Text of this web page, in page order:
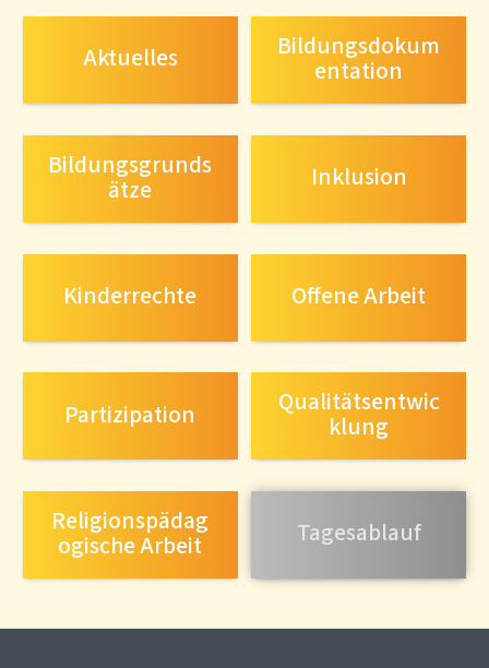
Aktuelles Bildungsdokum
entation
Bildungsgrunds
ätze Inklusion
Kinderrechte Offene Arbeit
Partizipation Qualitätsentwic
klung
Religionspädag
ogische Arbeit Tagesablauf